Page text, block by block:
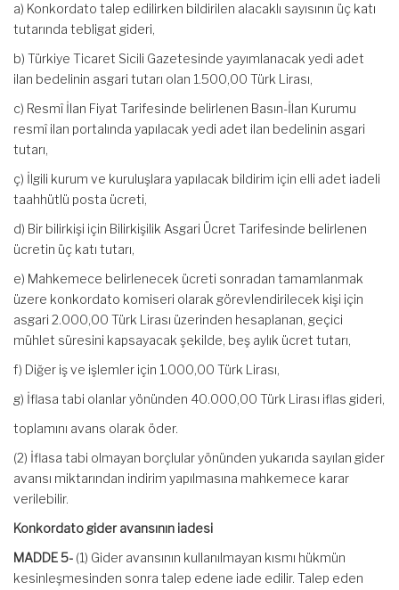
a) Konkordato talep edilirken bildirilen alacaklı sayısının üç katı
tutarında tebligat gideri,
b) Türkiye Ticaret Sicili Gazetesinde yayımlanacak yedi adet
ilan bedelinin asgari tutarı olan 1.500,00 Türk Lirası,
c) Resmî İlan Fiyat Tarifesinde belirlenen Basın-İlan Kurumu
resmî ilan portalında yapılacak yedi adet ilan bedelinin asgari
tutarı,
ç) İlgili kurum ve kuruluşlara yapılacak bildirim için elli adet iadeli
taahhütlü posta ücreti,
d) Bir bilirkişi için Bilirkişilik Asgari Ücret Tarifesinde belirlenen
ücretin üç katı tutarı,
e) Mahkemece belirlenecek ücreti sonradan tamamlanmak
üzere konkordato komiseri olarak görevlendirilecek kişi için
asgari 2.000,00 Türk Lirası üzerinden hesaplanan, geçici
mühlet süresini kapsayacak şekilde, beş aylık ücret tutarı,
f) Diğer iş ve işlemler için 1.000,00 Türk Lirası,
g) İflasa tabi olanlar yönünden 40.000,00 Türk Lirası iflas gideri,
toplamını avans olarak öder.
(2) İflasa tabi olmayan borçlular yönünden yukarıda sayılan gider
avansı miktarından indirim yapılmasına mahkemece karar
verilebilir.
Konkordato gider avansının iadesi
MADDE 5- (1) Gider avansının kullanılmayan kısmı hükmün
kesinleşmesinden sonra talep edene iade edilir. Talep eden